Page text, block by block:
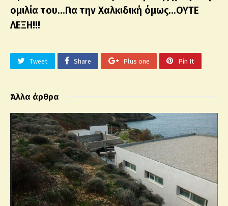
ομιλία του…Για την Χαλκιδική όμως…ΟΥΤΕ
ΛΕΞΗ!!!
Tweet Share Plus one Pin It
Άλλα άρθρα